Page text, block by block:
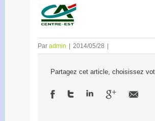
Par admin 2014/05/28
Partagez cet article, choisissez